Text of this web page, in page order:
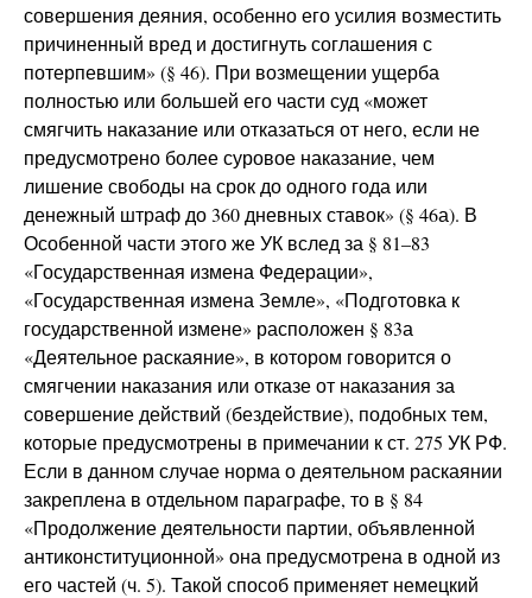
совершения деяния, особенно его усилия возместить
причиненный вред и достигнуть соглашения с
потерпевшим» (§ 46). При возмещении ущерба
полностью или большей его части суд «может
смягчить наказание или отказаться от него, если не
предусмотрено более суровое наказание, чем
лишение свободы на срок до одного года или
денежный штраф до 360 дневных ставок» (§ 46а). В
Особенной части этого же УК вслед за § 81–83
«Государственная измена Федерации»,
«Государственная измена Земле», «Подготовка к
государственной измене» расположен § 83а
«Деятельное раскаяние», в котором говорится о
смягчении наказания или отказе от наказания за
совершение действий (бездействие), подобных тем,
которые предусмотрены в примечании к ст. 275 УК РФ.
Если в данном случае норма о деятельном раскаянии
закреплена в отдельном параграфе, то в § 84
«Продолжение деятельности партии, объявленной
антиконституционной» она предусмотрена в одной из
его частей (ч. 5). Такой способ применяет немецкий